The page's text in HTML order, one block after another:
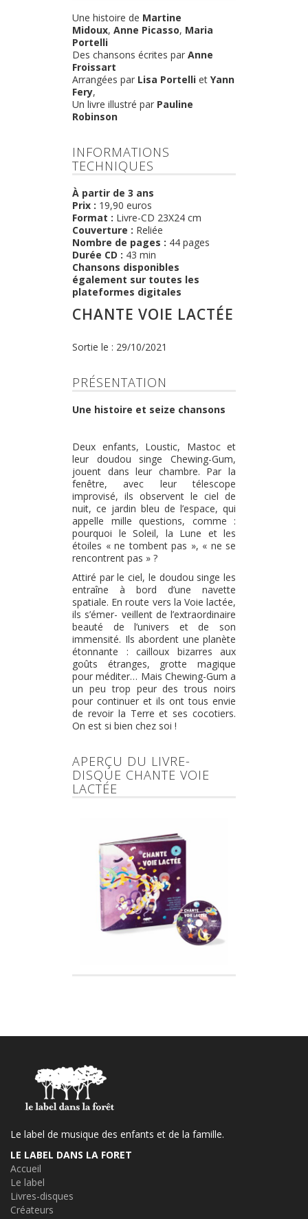
Une histoire de Martine
Midoux, Anne Picasso, Maria
Portelli
Des chansons écrites par Anne
Froissart
Arrangées par Lisa Portelli et Yann
Fery,
Un livre illustré par Pauline
Robinson
INFORMATIONS
TECHNIQUES
À partir de 3 ans
Prix : 19,90 euros
Format : Livre-CD 23X24 cm
Couverture : Reliée
Nombre de pages : 44 pages
Durée CD : 43 min
Chansons disponibles
également sur toutes les
plateformes digitales
CHANTE VOIE LACTÉE
Sortie le : 29/10/2021
PRÉSENTATION
Une histoire et seize chansons
Deux enfants, Loustic, Mastoc et
leur doudou singe Chewing-Gum,
jouent dans leur chambre. Par la
fenêtre, avec leur télescope
improvisé, ils observent le ciel de
nuit, ce jardin bleu de l’espace, qui
appelle mille questions, comme :
pourquoi le Soleil, la Lune et les
étoiles « ne tombent pas », « ne se
rencontrent pas » ?
Attiré par le ciel, le doudou singe les
entraîne à bord d’une navette
spatiale. En route vers la Voie lactée,
ils s’émer- veillent de l’extraordinaire
beauté de l’univers et de son
immensité. Ils abordent une planète
étonnante : cailloux bizarres aux
goûts étranges, grotte magique
pour méditer… Mais Chewing-Gum a
un peu trop peur des trous noirs
pour continuer et ils ont tous envie
de revoir la Terre et ses cocotiers.
On est si bien chez soi !
APERÇU DU LIVRE-
DISQUE CHANTE VOIE
LACTÉE
Le label de musique des enfants et de la famille.
LE LABEL DANS LA FORET
Accueil
Le label
Livres-disques
Créateurs